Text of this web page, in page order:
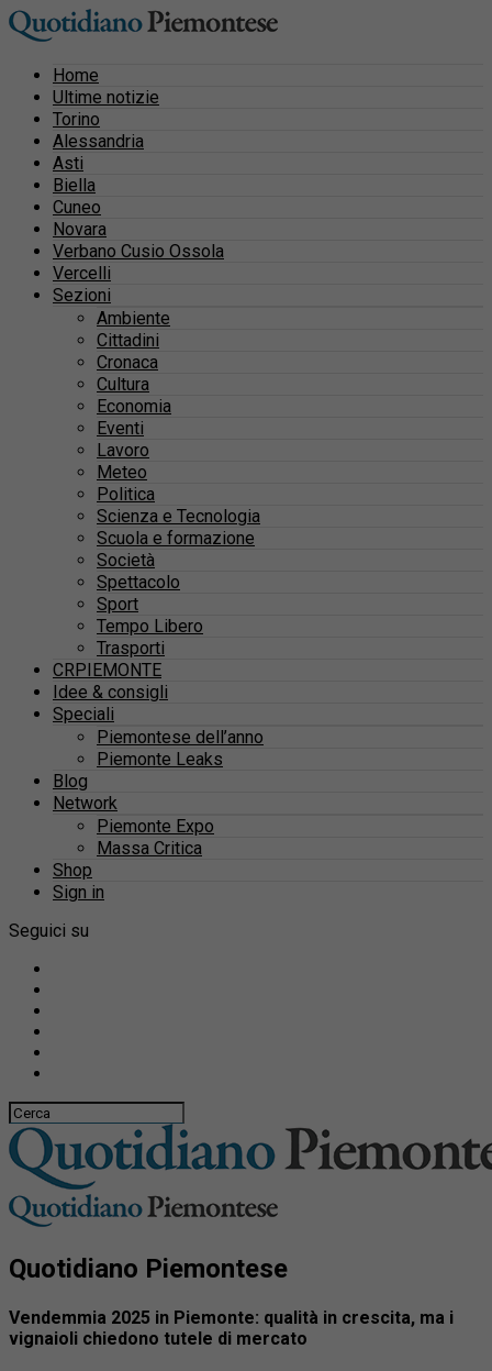
Home
Ultime notizie
Torino
Alessandria
Asti
Biella
Cuneo
Novara
Verbano Cusio Ossola
Vercelli
Sezioni
Ambiente
Cittadini
Cronaca
Cultura
Economia
Eventi
Lavoro
Meteo
Politica
Scienza e Tecnologia
Scuola e formazione
Società
Spettacolo
Sport
Tempo Libero
Trasporti
CRPIEMONTE
Idee & consigli
Speciali
Piemontese dell’anno
Piemonte Leaks
Blog
Network
Piemonte Expo
Massa Critica
Shop
Sign in
Seguici su
Quotidiano Piemontese
Vendemmia 2025 in Piemonte: qualità in crescita, ma i
vignaioli chiedono tutele di mercato